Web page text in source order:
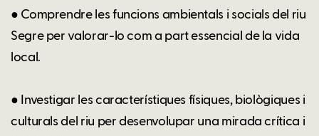
● Comprendre les funcions ambientals i socials del riu
Segre per valorar-lo com a part essencial de la vida
local.
● Investigar les característiques físiques, biològiques i
culturals del riu per desenvolupar una mirada crítica i